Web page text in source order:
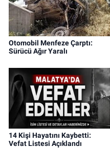
Otomobil Menfeze Çarptı:
Sürücü Ağır Yaralı
14 Kişi Hayatını Kaybetti:
Vefat Listesi Açıklandı